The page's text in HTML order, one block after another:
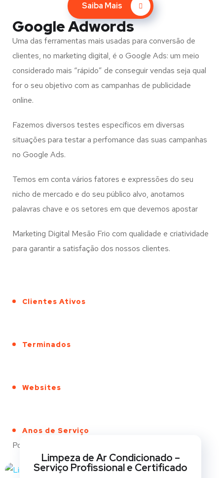
Saiba Mais
Google Adwords
Uma das ferramentas mais usadas para conversão de
clientes, no marketing digital, é o Google Ads: um meio
considerado mais “rápido” de conseguir vendas seja qual
for o seu objetivo com as campanhas de publicidade
online.
Fazemos diversos testes específicos em diversas
situações para testar a perfomance das suas campanhas
no Google Ads.
Temos em conta vários fatores e expressões do seu
nicho de mercado e do seu público alvo, anotamos
palavras chave e os setores em que devemos apostar
Marketing Digital Mesão Frio com qualidade e criatividade
para garantir a satisfação dos nossos clientes.
Clientes Ativos
Terminados
Websites
Anos de Serviço
Portfólio
Limpeza de Ar Condicionado –
Serviço Profissional e Certificado